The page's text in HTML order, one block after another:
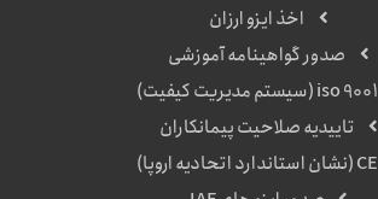
اخذ ایزو ارزان
صدور گواهینامه آموزشی
iso 9001 (سیستم مدیریت کیفیت)
تاییدیه صلاحیت پیمانکاران
CE (نشان استاندارد اتحادیه اروپا)